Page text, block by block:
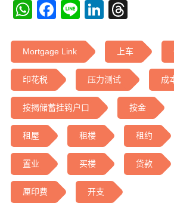
WhatsApp
Facebook
LineLinkedIn
Mortgage Link 上车
印花税 压力测试 成
按揭储蓄挂钩户口 按金
租屋 租楼 租约
置业 买楼 贷款
厘印费 开支